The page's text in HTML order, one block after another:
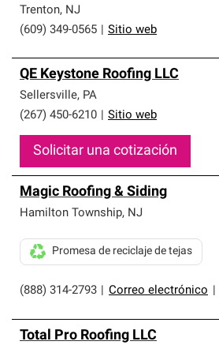
Trenton, NJ
(609) 349-0565
Sitio web
QE Keystone Roofing LLC
Sellersville, PA
(267) 450-6210
Sitio web
Solicitar una cotización
Magic Roofing & Siding
Hamilton Township, NJ
(888) 314-2793 Correo electrónico
Promesa de reciclaje de tejas
Total Pro Roofing LLC